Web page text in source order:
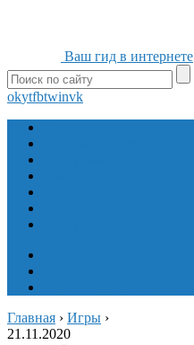
Ваш гид в интернете
okytfbtwinvk
Главная › Игры ›
21.11.2020